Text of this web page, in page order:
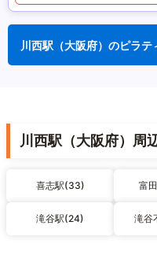
川西駅（大阪府）のピラ
川西駅（大阪府）周
喜志駅(33) 富
滝谷駅(24) 滝谷